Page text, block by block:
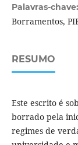
Palavras-chave:
Borramentos,
RESUMO
Este escrito é
borrado pela
regimes de